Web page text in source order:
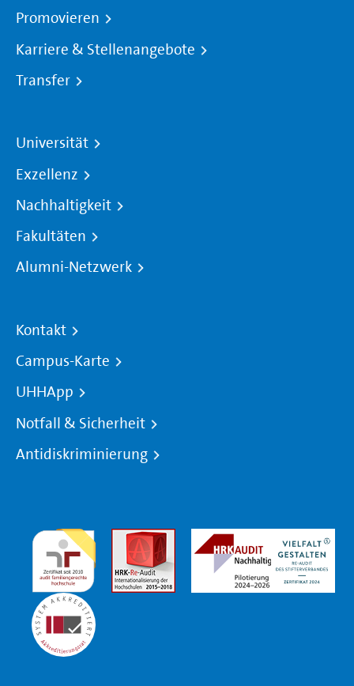
Promovieren
Karriere & Stellenangebote
Transfer
Universität
Exzellenz
Nachhaltigkeit
Fakultäten
Alumni-Netzwerk
Kontakt
Campus-Karte
UHHApp
Notfall & Sicherheit
Antidiskriminierung